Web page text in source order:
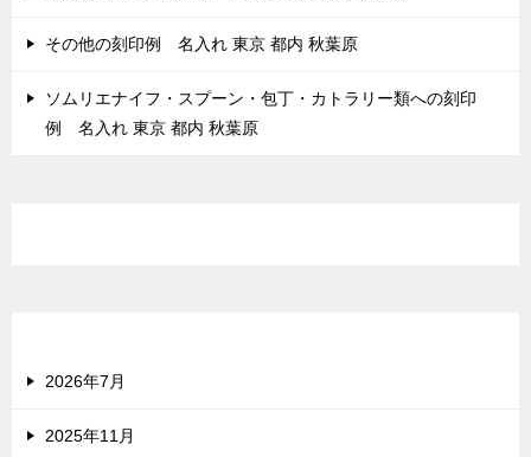
その他の刻印例 名入れ 東京 都内 秋葉原
ソムリエナイフ・スプーン・包丁・カトラリー類への刻印
例 名入れ 東京 都内 秋葉原
2026年7月
2025年11月